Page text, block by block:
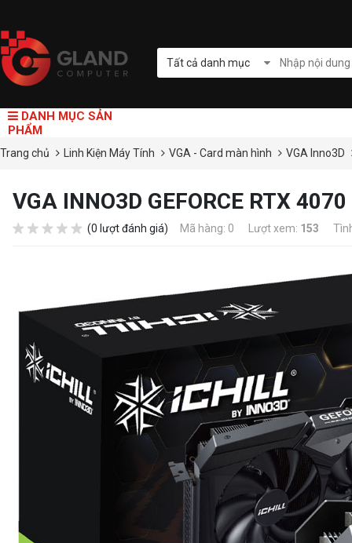
Tất cả danh mục
DANH MỤC SẢN
PHẨM
Trang chủ Linh Kiện Máy Tính VGA - Card màn hình VGA Inno3D
VGA INNO3D GEFORCE RTX
(0 lượt đánh giá) Mã hàng: 0 Lượt xem: 153